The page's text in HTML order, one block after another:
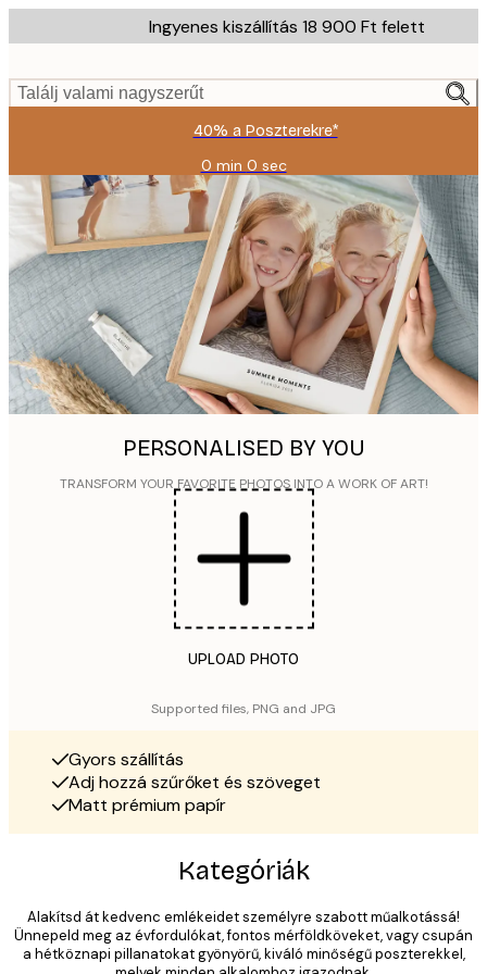
to
content.
Ingyenes kiszállítás 18 900 Ft felett
Találj valami nagyszerűt
40% a Poszterekre*
0 min 0 sec
Érvényes:
2026-
08-
09
PERSONALISED BY YOU
TRANSFORM YOUR FAVORITE PHOTOS INTO A WORK OF ART!
UPLOAD PHOTO
Supported files, PNG and JPG
Gyors szállítás
Adj hozzá szűrőket és szöveget
Matt prémium papír
Kategóriák
Alakítsd át kedvenc emlékeidet személyre szabott műalkotássá!
Ünnepeld meg az évfordulókat, fontos mérföldköveket, vagy csupán
a hétköznapi pillanatokat gyönyörű, kiváló minőségű poszterekkel,